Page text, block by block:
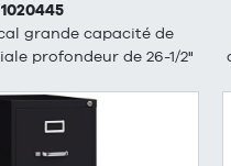
1020445
grande capacité de
profondeur de 26-1/2"